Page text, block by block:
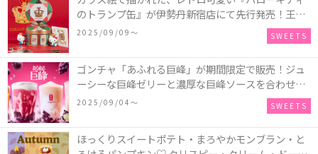
のトランプ缶』が伊勢丹新宿店にて先行発売！王冠
キティのフィギュア、キティトランプのステッカー
2025/09/09〜 SWEETS
ゴンチャ「あふれる巨峰」が期間限定で販売！ジュ
ーシーな巨峰ゼリーと濃厚な巨峰ソースを合わせた
ミルクティー、ティーエード、ジェラッティー、ス
2025/09/04〜 SWEETS
ほっくりスイートポテト・まろやかモンブラン・と